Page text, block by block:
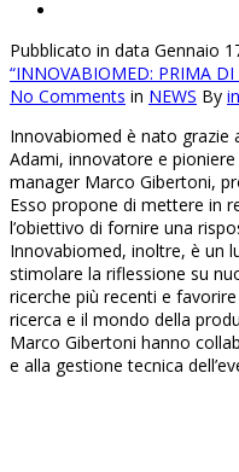
Pubblicato in data Gennaio
“INNOVABIOMED: PRIMA DI
No Comments in NEWS By
Innovabiomed è nato grazie
Adami, innovatore e
manager Marco Gibertoni,
Esso propone di mettere in
l’obiettivo di fornire una
Innovabiomed, inoltre, è un
stimolare la riflessione su
ricerche più recenti e
ricerca e il mondo della
Marco Gibertoni hanno
e alla gestione tecnica